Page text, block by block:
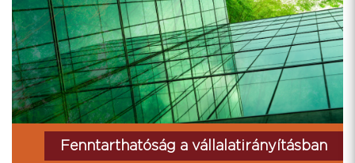
Fenntarthatóság a vállalatirányításban